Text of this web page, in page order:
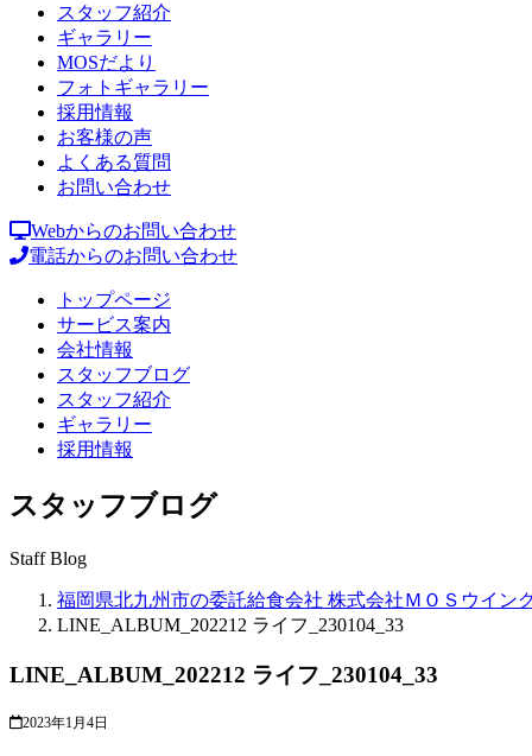
スタッフ紹介
ギャラリー
MOSだより
フォトギャラリー
採用情報
お客様の声
よくある質問
お問い合わせ
Webからのお問い合わせ
電話からのお問い合わせ
トップページ
サービス案内
会社情報
スタッフブログ
スタッフ紹介
ギャラリー
採用情報
スタッフブログ
Staff Blog
福岡県北九州市の委託給食会社 株式会社ＭＯＳウイン
LINE_ALBUM_202212 ライフ_230104_33
LINE_ALBUM_202212 ライフ_230104_33
2023年1月4日